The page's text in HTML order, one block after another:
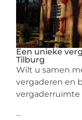
Een unieke
Tilburg
Wilt u samen
vergaderen en
vergaderruimte
...